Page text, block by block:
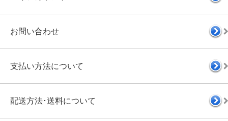
お問い合わせ
支払い方法について
配送方法･送料について